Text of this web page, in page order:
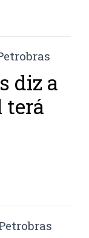
diz a
terá